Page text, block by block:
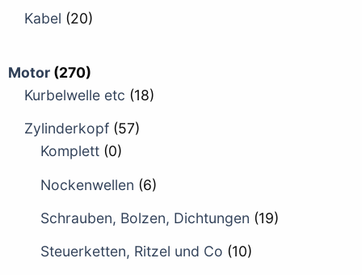
Kabel (20)
Motor (270)
Kurbelwelle etc (18)
Zylinderkopf (57)
Komplett (0)
Nockenwellen (6)
Schrauben, Bolzen, Dichtungen (19)
Steuerketten, Ritzel und Co (10)